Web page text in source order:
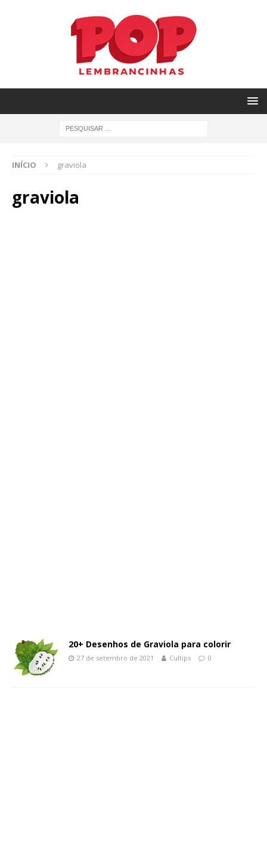
INÍCIO graviola
graviola
20+ Desenhos de Graviola para colorir
27 de setembro de 2021 Cultips 0